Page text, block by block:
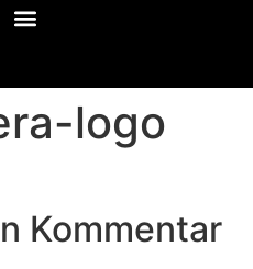
logo
Kommentar